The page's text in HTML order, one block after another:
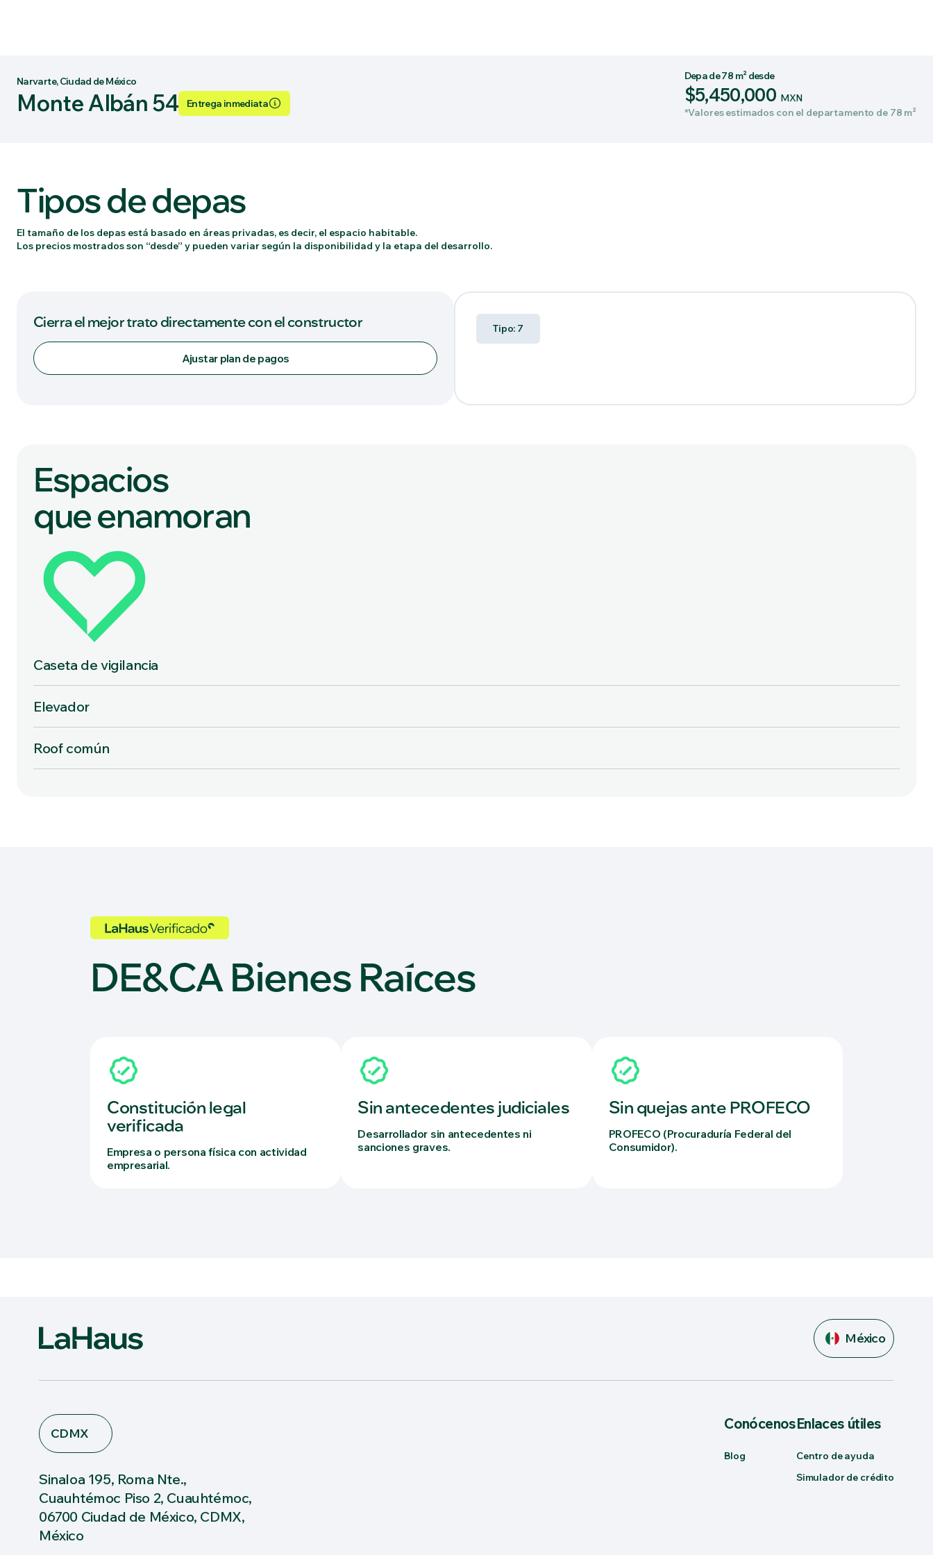
Entrega inmediata
Monte Albán 54
Narvarte, Ciudad de México Depa de 78 m² desde
$5,450,000 MXN
*Valores estimados con el departamento de 78 m²
Tipos de depas
El tamaño de los depas está basado en áreas privadas, es decir, el espacio habitable.
Los precios mostrados son “desde” y pueden variar según la disponibilidad y la etapa del desarrollo.
Tipo: 7
Cierra el mejor trato directamente con el constructor
Ajustar plan de pagos
Espacios
que enamoran
Caseta de vigilancia
Elevador
Roof común
DE&CA Bienes Raíces
Constitución legal
verificada
Empresa o persona física con actividad
empresarial.
Sin antecedentes judiciales
Desarrollador sin antecedentes ni
sanciones graves.
Sin quejas ante PROFECO
PROFECO (Procuraduría Federal del
Consumidor).
México
CDMX
Sinaloa 195, Roma Nte.,
Cuauhtémoc Piso 2, Cuauhtémoc,
06700 Ciudad de México, CDMX,
México
Conócenos
Blog
Enlaces útiles
Centro de ayuda
Simulador de crédito